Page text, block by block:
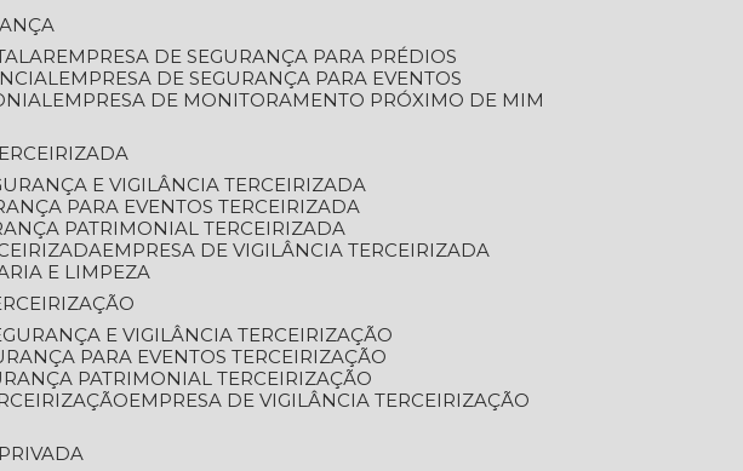
EMPRESA DE SEGURANÇA PARA PRÉDIOS
EMPRESA DE SEGURANÇA PARA EVENTOS
EMPRESA DE MONITORAMENTO PRÓXIMO DE MIM
E VIGILÂNCIA TERCEIRIZADA
PARA EVENTOS TERCEIRIZADA
PATRIMONIAL TERCEIRIZADA
EMPRESA DE VIGILÂNCIA TERCEIRIZADA
E LIMPEZA
E VIGILÂNCIA TERCEIRIZAÇÃO
PARA EVENTOS TERCEIRIZAÇÃO
PATRIMONIAL TERCEIRIZAÇÃO
EMPRESA DE VIGILÂNCIA TERCEIRIZAÇÃO